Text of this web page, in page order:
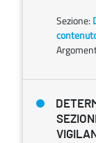
Sezione: